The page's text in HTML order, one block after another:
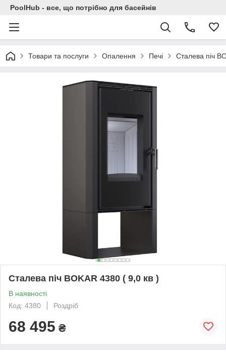
PoolHub - все, що потрібно для басейнів
Товари та послуги Опалення Печі Сталева піч
Сталева піч BOKAR 4380 ( 9,0 кв )
В наявності
Код: 4380
Роздріб
68 495 ₴